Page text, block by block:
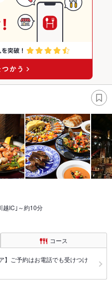
越IC｣～約10分
コース
】ご予約はお電話でも受けつけ